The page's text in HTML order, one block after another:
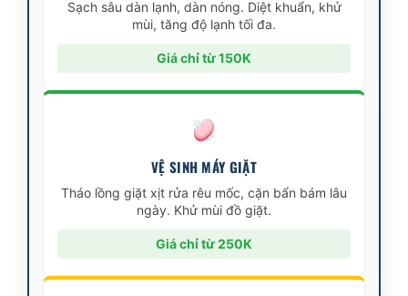
Sạch sâu dàn lạnh, dàn nóng. Diệt khuẩn, khử
mùi, tăng độ lạnh tối đa.
Giá chỉ từ 150K
VỆ SINH MÁY GIẶT
Tháo lồng giặt xịt rửa rêu mốc, cặn bẩn bám lâu
ngày. Khử mùi đồ giặt.
Giá chỉ từ 250K